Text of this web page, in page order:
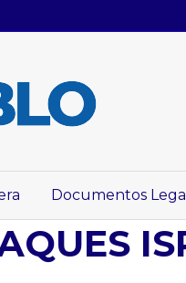
Documentos